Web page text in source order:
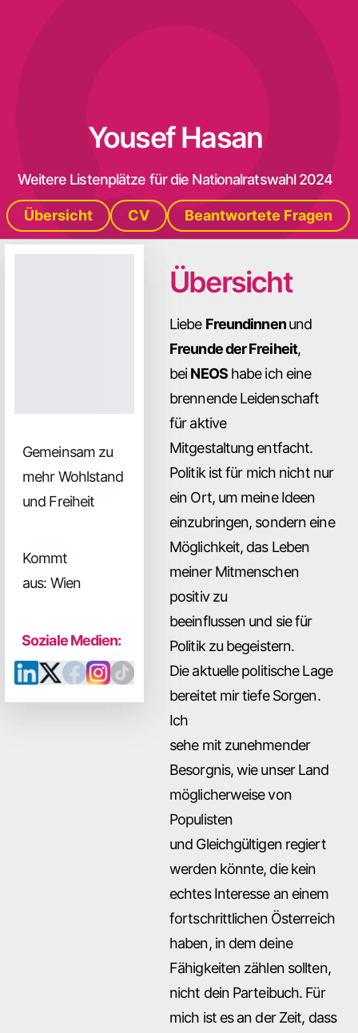
Yousef Hasan
Weitere Listenplätze für die Nationalratswahl 2024
Übersicht CV Beantwortete Fragen
Gemeinsam zu
mehr Wohlstand
und Freiheit
Kommt
aus: Wien
Soziale Medien:
Übersicht
Liebe Freundinnenund
Freunde der Freiheit,
beiNEOShabe ich eine
brennende Leidenschaft
für aktive
Mitgestaltung entfacht.
Politik ist für mich nicht nur
ein Ort, um meine Ideen
einzubringen, sondern eine
Möglichkeit, das Leben
meiner Mitmenschen
positiv zu
beeinflussen und sie für
Politik zu begeistern.
Die aktuelle politische Lage
bereitet mir tiefe Sorgen.
Ich
sehe mit zunehmender
Besorgnis, wie unser Land
möglicherweise von
Populisten
und Gleichgültigen regiert
werden könnte, die kein
echtes Interesse an einem
fortschrittlichen Österreich
haben, in dem deine
Fähigkeiten zählen sollten,
nicht dein Parteibuch. Für
mich ist es an der Zeit, dass